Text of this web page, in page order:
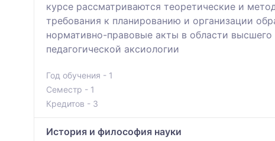
курсе рассматриваются теоретические и
требования к планированию и организации
нормативно-правовые акты в области высшего
педагогической аксиологии
Год обучения - 1
Семестр - 1
Кредитов - 3
История и философия науки